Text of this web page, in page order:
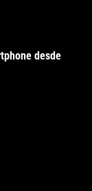
desde